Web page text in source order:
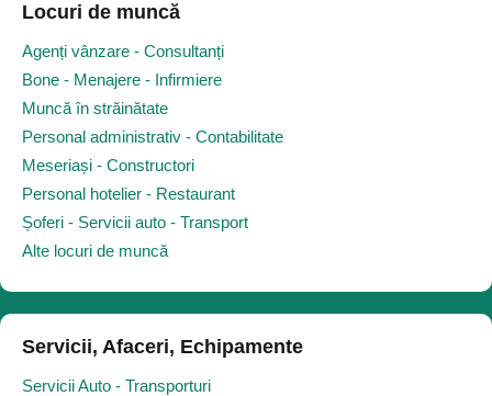
Locuri de muncă
Agenți vânzare - Consultanți
Bone - Menajere - Infirmiere
Muncă în străinătate
Personal administrativ - Contabilitate
Meseriași - Constructori
Personal hotelier - Restaurant
Șoferi - Servicii auto - Transport
Alte locuri de muncă
Servicii, Afaceri, Echipamente
Servicii Auto - Transporturi